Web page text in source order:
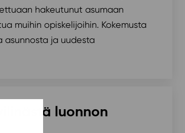
hakeutunut asumaan
muihin opiskelijoihin. Kokemusta
asunnosta ja uudesta
luonnon